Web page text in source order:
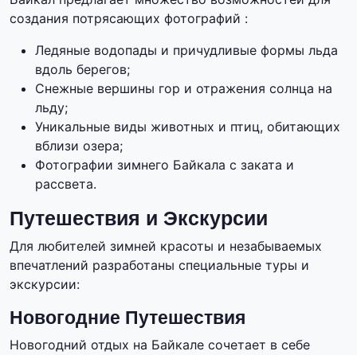
создания потрясающих фотографий :
Ледяные водопады и причудливые формы льда
вдоль берегов;
Снежные вершины гор и отражения солнца на
льду;
Уникальные виды животных и птиц, обитающих
вблизи озера;
Фотографии зимнего Байкала с заката и
рассвета.
Путешествия и Экскурсии
Для любителей зимней красоты и незабываемых
впечатлений разработаны специальные туры и
экскурсии:
Новогодние Путешествия
Новогодний отдых на Байкале сочетает в себе